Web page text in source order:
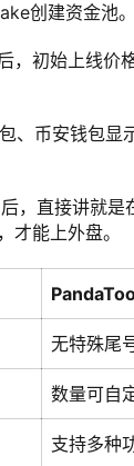
创建资金池。
，初始上线价
、币安钱包
，直接讲就
才能上外盘。
无特殊尾
数量可自
支持多种